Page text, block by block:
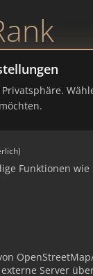
Funktionen wie
Server
rfo.de